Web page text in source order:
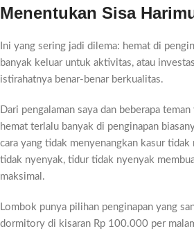
Menentukan Sisa
Ini yang sering jadi dilema: hemat di
banyak keluar untuk aktivitas, atau
istirahatnya benar-benar berkualitas.
Dari pengalaman saya dan beberapa
hemat terlalu banyak di penginapan
cara yang tidak menyenangkan kasur
tidak nyenyak, tidur tidak nyenyak
maksimal.
Lombok punya pilihan penginapan yang
dormitory di kisaran Rp 100.000 per